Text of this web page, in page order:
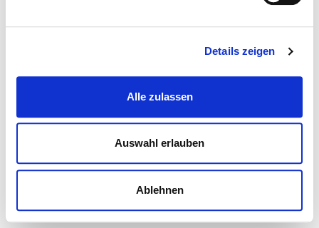
Details zeigen
Alle zulassen
Auswahl erlauben
Ablehnen